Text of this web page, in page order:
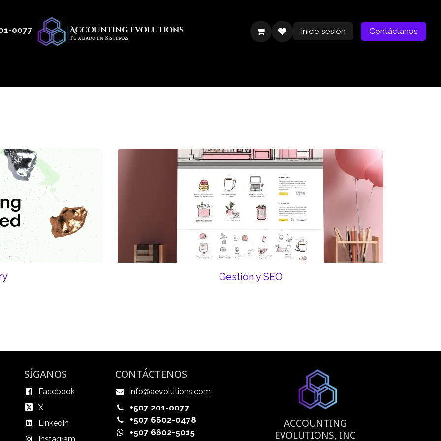
-0077 inicie sesión Contáctanos
Gestión y SEO
SÍGANOS
Facebook
X
LinkedIn
Instagram
CONTÁCTENOS
info@aevolutions.com
+507 201-0077
+507 6602-0478
+507 6602-5015
ACCOUNTING
EVOLUTIONS, INC